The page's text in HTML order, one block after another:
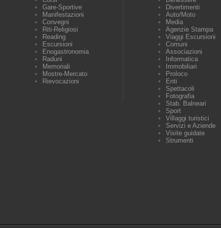
Gare-Sportive
Manifestazioni
Convegni
Riti-Religiosi
Reading
Escursioni
Enogastronomia
Raduni
Memoriali
Mostre-Mercato
Rievocazioni
Divertimenti
Auto/Moto
Media
Agenzie Stampa
Viaggi Escursioni
Comuni
Associazioni
Informatica
Immobiliari
Proloco
Enti
Spettacoli
Fotografia
Stab. Balneari
Sport
Villaggi turistici
Servizi e Aziende
Visite guidate
Strumenti